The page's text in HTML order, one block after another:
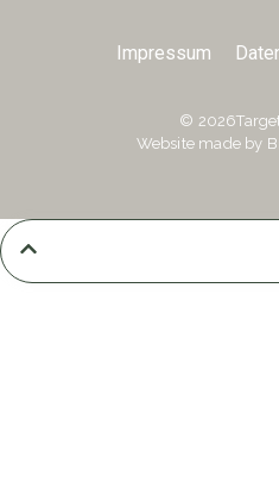
Impressum
©️ 2026Target
Website made by